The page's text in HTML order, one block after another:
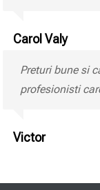
Carol Valy
Preturi bune si
profesionisti
Victor